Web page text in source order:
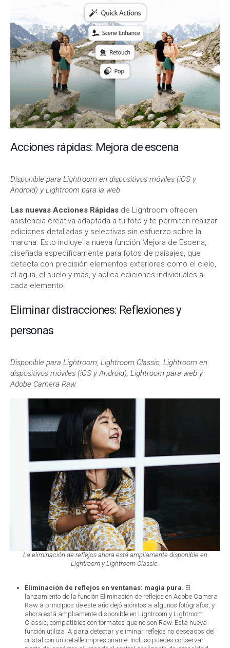
Acciones rápidas: Mejora de escena
Disponible para Lightroom en dispositivos móviles (iOS y
Android) y Lightroom para la web
Las nuevas Acciones Rápidas de Lightroom ofrecen
asistencia creativa adaptada a tu foto y te permiten realizar
ediciones detalladas y selectivas sin esfuerzo sobre la
marcha. Esto incluye la nueva función Mejora de Escena,
diseñada específicamente para fotos de paisajes, que
detecta con precisión elementos exteriores como el cielo,
el agua, el suelo y más, y aplica ediciones individuales a
cada elemento.
Eliminar distracciones: Reflexiones y
personas
Disponible para Lightroom, Lightroom Classic, Lightroom en
dispositivos móviles (iOS y Android), Lightroom para web y
Adobe Camera Raw
La eliminación de reflejos ahora está ampliamente disponible en
Lightroom y Lightroom Classic.
Eliminación de reflejos en ventanas: magia pura. El
lanzamiento de la función Eliminación de reflejos en Adobe Camera
Raw a principios de este año dejó atónitos a algunos fotógrafos, y
ahora está ampliamente disponible en Lightroom y Lightroom
Classic, compatibles con formatos que no son Raw. Esta nueva
función utiliza IA para detectar y eliminar reflejos no deseados del
cristal con un detalle impresionante. Incluso puedes conservar